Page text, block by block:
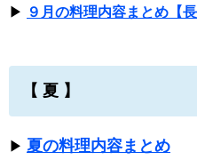
▶ ９月の料理内容まとめ【
【 夏 】
▶ 夏の料理内容まとめ